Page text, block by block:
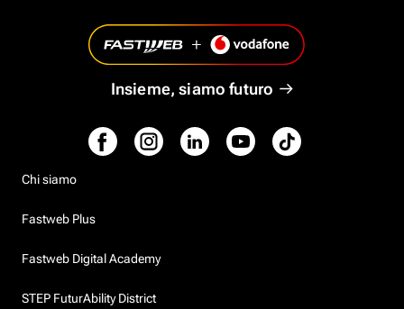
Insieme, siamo futuro
Chi siamo
Fastweb Plus
Fastweb Digital Academy
STEP FuturAbility District